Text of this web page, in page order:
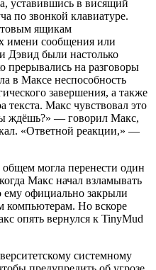
уставившись в висящий
по звонкой клавиатуре.
ящикам
имени сообщения или
Дэвид были настолько
прерывались на разговоры
в Максе неспособность
завершения, а также
текста. Макс чувствовал это
ждёшь?» — говорил Макс,
«Ответной реакции,» —
могла перенести один
Макс начал взламывать
официально закрыли
компьютерам. Но вскоре
опять вернулся к TinyMud
системному